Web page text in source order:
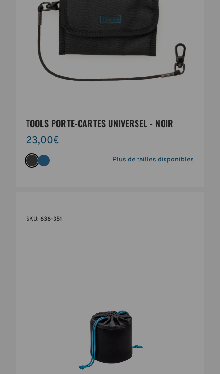
TOOLS PORTE-CARTES UNIVERSEL - NOIR
23,00€
Plus de tailles disponibles
SKU: 636-351